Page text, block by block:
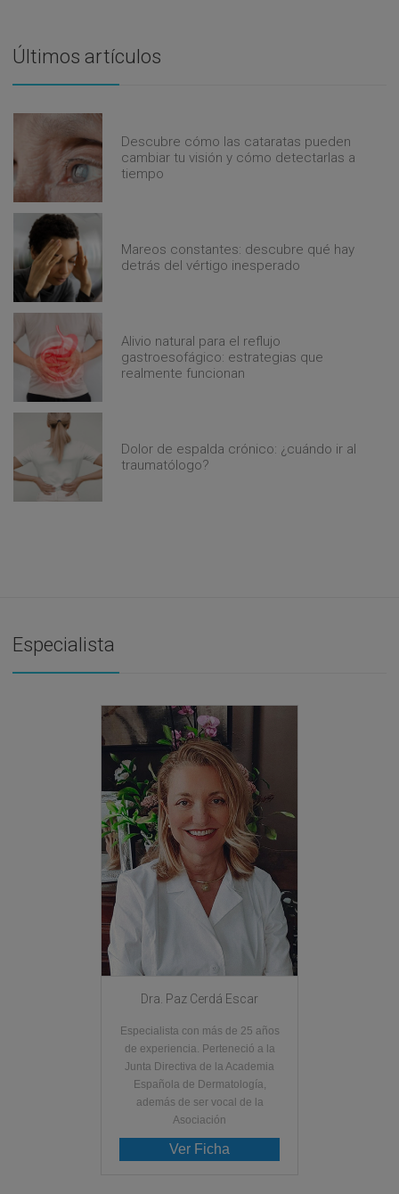
Últimos artículos
Descubre cómo las cataratas pueden
cambiar tu visión y cómo detectarlas a
tiempo
Mareos constantes: descubre qué hay
detrás del vértigo inesperado
Alivio natural para el reflujo
gastroesofágico: estrategias que
realmente funcionan
Dolor de espalda crónico: ¿cuándo ir al
traumatólogo?
Especialista
Dra. Paz Cerdá Escar
Especialista con más de 25 años
de experiencia. Perteneció a la
Junta Directiva de la Academia
Española de Dermatología,
además de ser vocal de la
Asociación
Ver Ficha